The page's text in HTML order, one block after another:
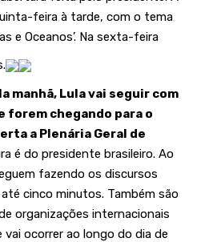
feira à tarde, com o tema
e Oceanos’. Na sexta-feira
manhã, Lula vai seguir com
forem chegando para o
a Plenária Geral de
é do presidente brasileiro. Ao
fazendo os discursos
cinco minutos. Também são
organizações internacionais
vai ocorrer ao longo do dia de